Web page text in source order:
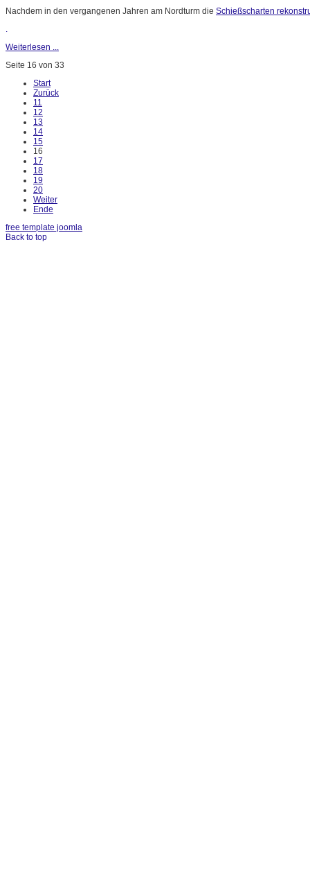
Nachdem in den vergangenen Jahren am Nordturm die Schießscharten
.
Weiterlesen ...
Seite 16 von 33
Start
Zurück
11
12
13
14
15
16
17
18
19
20
Weiter
Ende
free template joomla
Back to top